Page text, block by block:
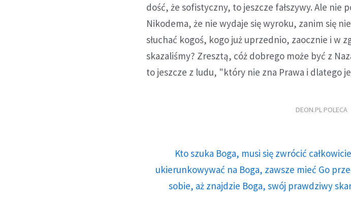
dość, że sofistyczny, to jeszcze fałszywy. Ale nie
Nikodema, że nie wydaje się wyroku, zanim się
słuchać kogoś, kogo już uprzednio, zaocznie i w
skazaliśmy? Zresztą, cóż dobrego może być z
to jeszcze z ludu, "który nie zna Prawa i dlatego
DEON.PL POLECA
Kto szuka Boga, musi się zwrócić
ukierunkowywać na Boga, zawsze mieć Go
sobie, aż znajdzie Boga, swój prawdziwy